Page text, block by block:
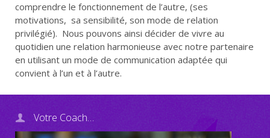
comprendre le fonctionnement de l’autre, (ses
motivations, sa sensibilité, son mode de relation
privilégié). Nous pouvons ainsi décider de vivre au
quotidien une relation harmonieuse avec notre partenaire
en utilisant un mode de communication adaptée qui
convient à l’un et à l’autre.
Votre Coach…